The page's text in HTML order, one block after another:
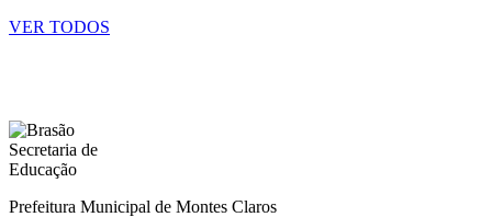
VER TODOS
Prefeitura Municipal de Montes Claros